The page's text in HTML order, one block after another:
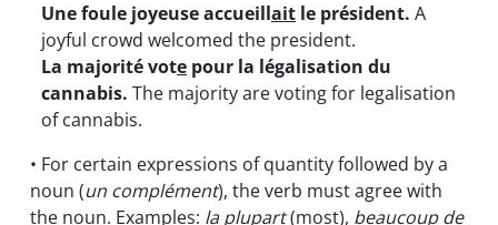
Une foule joyeuse accueillait le président. A
joyful crowd welcomed the president.
La majorité vote pour la légalisation du
cannabis. The majority are voting for legalisation
of cannabis.
• For certain expressions of quantity followed by a
noun (un complément), the verb must agree with
the noun. Examples: la plupart(most), beaucoup de